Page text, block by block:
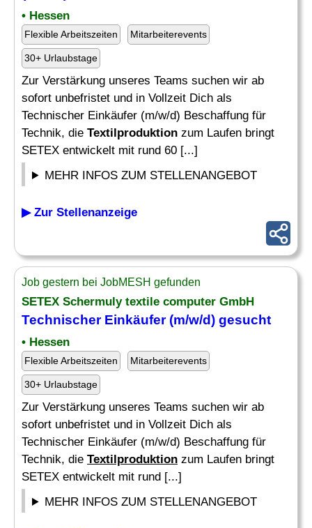
• Hessen
Flexible Arbeitszeiten Mitarbeiterevents
30+ Urlaubstage
Zur Verstärkung unseres Teams suchen wir ab
sofort unbefristet und in Vollzeit Dich als
Technischer Einkäufer (m/w/d) Beschaffung für
Technik, die Textilproduktion zum Laufen bringt
SETEX entwickelt mit rund 60 [...]
MEHR INFOS ZUM STELLENANGEBOT
▶ Zur Stellenanzeige
Job gestern bei JobMESH gefunden
SETEX Schermuly textile computer GmbH
Technischer Einkäufer (m/w/d) gesucht
• Hessen
Flexible Arbeitszeiten Mitarbeiterevents
30+ Urlaubstage
Zur Verstärkung unseres Teams suchen wir ab
sofort unbefristet und in Vollzeit Dich als
Technischer Einkäufer (m/w/d) Beschaffung für
Technik, die Textilproduktion zum Laufen bringt
SETEX entwickelt mit rund [...]
MEHR INFOS ZUM STELLENANGEBOT